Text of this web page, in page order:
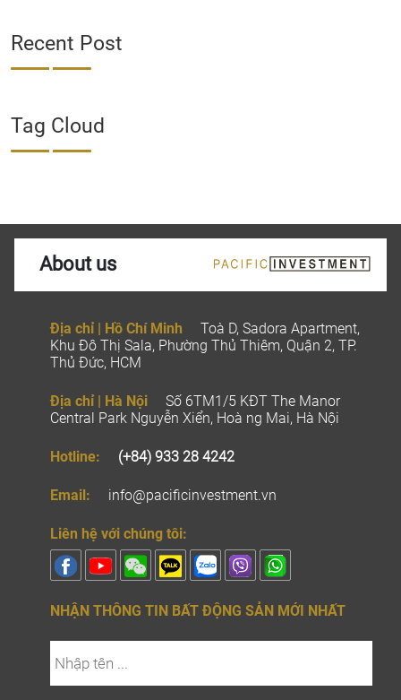
Recent Post
Tag Cloud
About us
Địa chỉ | Hồ Chí Minh
Toà D, Sadora Apartment,
Khu Đô Thị Sala, Phường Thủ Thiêm, Quận 2, TP.
Thủ Đức, HCM
Địa chỉ | Hà Nội
Số 6TM1/5 KĐT The Manor
Central Park Nguyễn Xiển, Hoà ng Mai, Hà Nội
Hotline: (+84) 933 28 4242
Email: info@pacificinvestment.vn
Liên hệ với chúng tôi:
NHẬN THÔNG TIN BẤT ĐỘNG SẢN MỚI NHẤT